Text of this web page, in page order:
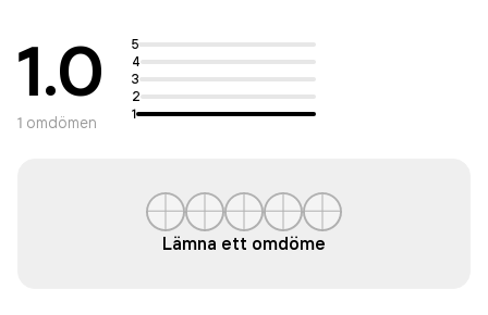
1.0
1 omdömen
5
4
3
2
1
Lämna ett omdöme